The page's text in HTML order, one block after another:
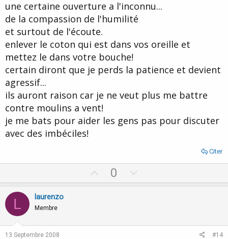
une certaine ouverture a l'inconnu...
de la compassion de l'humilité
et surtout de l'écoute.
enlever le coton qui est dans vos oreille et
mettez le dans votre bouche!
certain diront que je perds la patience et devient
agressif...
ils auront raison car je ne veut plus me battre
contre moulins a vent!
je me bats pour aider les gens pas pour discuter
avec des imbéciles!
Citer
p
0
o
L laurenzo
Membre
13 Septembre 2008 #14